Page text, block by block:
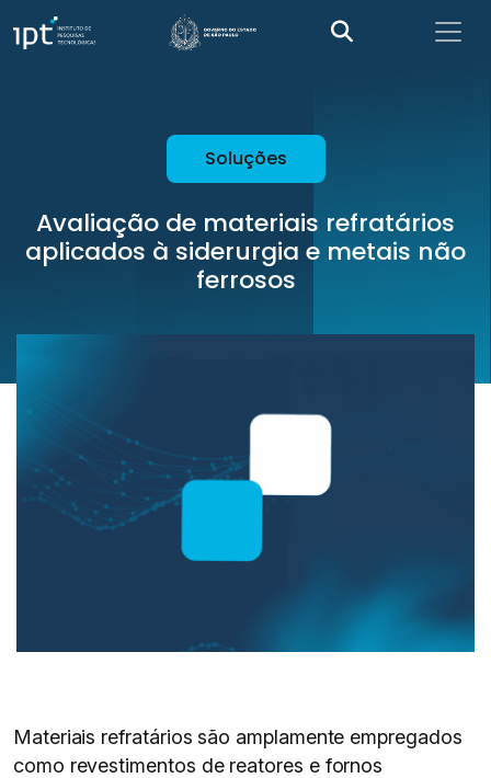
Soluções
Avaliação de materiais refratários
aplicados à siderurgia e metais não
ferrosos
Materiais refratários são amplamente empregados
como revestimentos de reatores e fornos